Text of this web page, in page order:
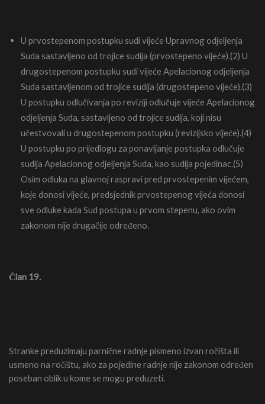
U prvostepenom postupku sudi vijeće Upravnog odjeljenja
Suda sastavljeno od trojice sudija (prvostepeno vijeće).(2) U
drugostepenom postupku sudi vijeće Apelacionog odjeljenja
Suda sastavljenom od trojice sudija (drugostepeno vijeće).(3)
U postupku odlučivanja po reviziji odlučuje vijeće Apelacionog
odjeljenja Suda, sastavljeno od trojice sudija, koji nisu
učestvovali u drugostepenom postupku (revizijsko vijeće).(4)
U postupku po prijedlogu za ponavljanje postupka odlučuje
sudija Apelacionog odjeljenja Suda, kao sudija pojedinac.(5)
Osim odluka na glavnoj raspravi pred prvostepenim vijećem,
koje donosi vijeće, predsjednik prvostepenog vijeća donosi
sve odluke kada Sud postupa u prvom stepenu, ako ovim
zakonom nije drugačije određeno.
Član 19.
Stranke preduzimaju parnične radnje pismeno izvan ročišta ili
usmeno na ročištu, ako za pojedine radnje nije zakonom određen
poseban oblik u kome se mogu preduzeti.